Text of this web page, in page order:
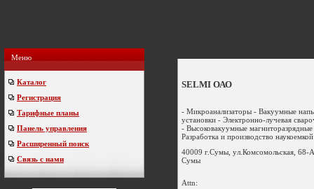
Меню
Каталог
Регистрация
Тарифные планы
Панель управления
Расширенный поиск
Связь с нами
SELMI ОАО
- Микроанализаторы - Вакуумные
установки - Электронно-лучевая
- Высоковакуумные
Разработка и производство
40009 г.Сумы, ул.Комсомольская, 68-А
Сумы
Attn: